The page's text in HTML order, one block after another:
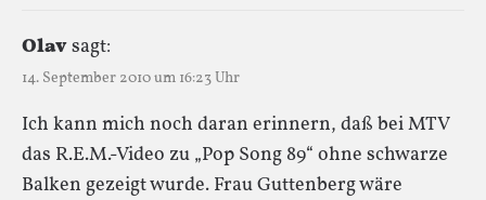
Olavsagt:
14. September 2010 um 16:23 Uhr
Ich kann mich noch daran erinnern, daß bei MTV
das R.E.M.-Video zu „Pop Song 89“ ohne schwarze
Balken gezeigt wurde. Frau Guttenberg wäre